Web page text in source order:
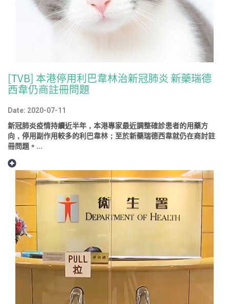
[TVB] 本港停用利巴韋林治新冠肺炎 新藥瑞德
西韋仍商註冊問題
Date: 2020-07-11
新冠肺炎疫情持續近半年，本港專家最近調整確診患者的用藥方
向，停用副作用較多的利巴韋林；至於新藥瑞德西韋就仍在商討註
冊問題。...